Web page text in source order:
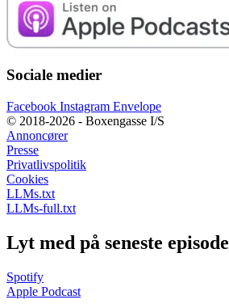
Sociale medier
Facebook Instagram Envelope
© 2018-2026 - Boxengasse I/S
Annoncører
Presse
Privatlivspolitik
Cookies
LLMs.txt
LLMs-full.txt
Lyt med på seneste episode
Spotify
Apple Podcast